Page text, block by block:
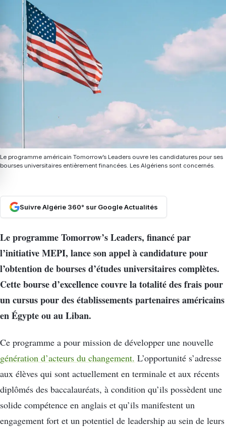
Le programme américain Tomorrow’s Leaders ouvre les candidatures pour ses
bourses universitaires entièrement financées. Les Algériens sont concernés.
Suivre Algérie 360° sur Google Actualités
Le programme Tomorrow’s Leaders, financé par
l’initiative MEPI, lance son appel à candidature pour
l’obtention de bourses d’études universitaires complètes.
Cette bourse d’excellence couvre la totalité des frais pour
un cursus pour des établissements partenaires américains
en Égypte ou au Liban.
Ce programme a pour mission de développer une nouvelle
génération d’acteurs du changement. L’opportunité s’adresse
aux élèves qui sont actuellement en terminale et aux récents
diplômés des baccalauréats, à condition qu’ils possèdent une
solide compétence en anglais et qu’ils manifestent un
engagement fort et un potentiel de leadership au sein de leurs